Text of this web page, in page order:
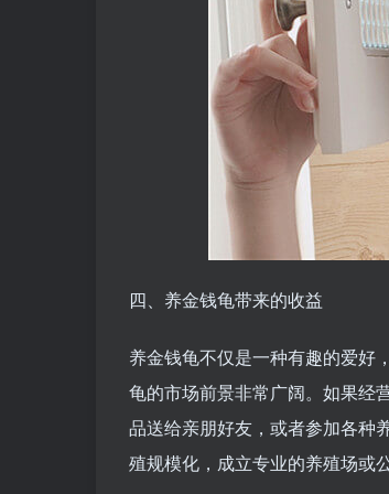
四、养金钱龟带来的收益
养金钱龟不仅是一种有趣的爱好
龟的市场前景非常广阔。如果经
品送给亲朋好友，或者参加各种
殖规模化，成立专业的养殖场或